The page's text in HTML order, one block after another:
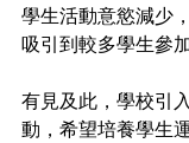
學生活動意慾減少
吸引到較多學生參加
有見及此，學校引
動，希望培養學生